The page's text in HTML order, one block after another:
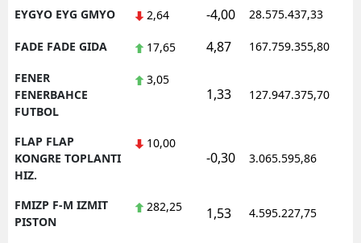
EYGYO EYG GMYO 2,64 -4,00 28.575.437,33
FADE FADE GIDA 17,65 4,87 167.759.355,80
FENER
FENERBAHCE
FUTBOL
3,05
1,33 127.947.375,70
FLAP FLAP
KONGRE TOPLANTI
HIZ.
10,00
-0,30 3.065.595,86
FMIZP F-M IZMIT
PISTON
282,25 1,53 4.595.227,75